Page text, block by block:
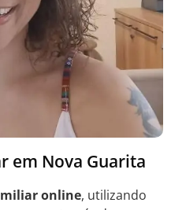
em Nova Guarita
online, utilizando